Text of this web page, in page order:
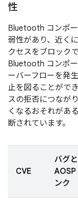
性
Bluetooth コンポ
弱性があり、近く
クセスをブロック
Bluetooth コンポ
ーバーフローを発
止を図ることがで
スの拒否につなが
くなるおそれがあ
断されています。
CVE
バグと
AOSP
ンク